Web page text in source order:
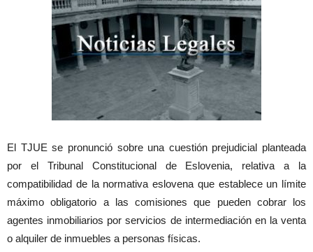
El TJUE se pronunció sobre una cuestión prejudicial planteada
por el Tribunal Constitucional de Eslovenia, relativa a la
compatibilidad de la normativa eslovena que establece un límite
máximo obligatorio a las comisiones que pueden cobrar los
agentes inmobiliarios por servicios de intermediación en la venta
o alquiler de inmuebles a personas físicas.